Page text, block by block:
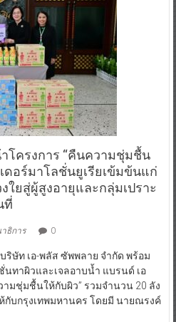
โครงการ “คืนความชุ่มชื้น
ดอร์มาโลชั่นยูเรียเข้มข้นแก่
ใยสู่ผู้สูงอายุและกลุ่มเปราะ
ที่
ธิการ 0
ริษัท เอ-พลัส ซัพพลาย จำกัด พร้อม
าผิวและเจลอาบน้ำ แบรนด์ เอ
ามชุ่มชื้นให้กับผิว” รวมจำนวน 20 ลัง
กับกรุงเทพมหานคร โดยมี นายณรงค์